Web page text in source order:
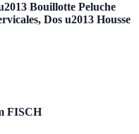
Bouillotte Peluche
Dos u2013 Housse
FISCH